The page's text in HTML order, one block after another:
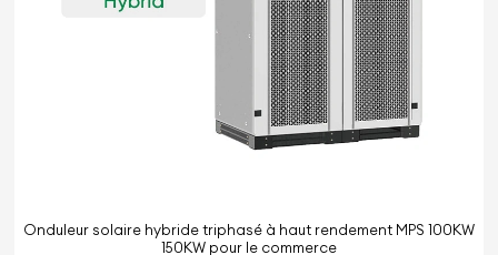
Onduleur solaire hybride triphasé à haut rendement MPS 100KW
150KW pour le commerce